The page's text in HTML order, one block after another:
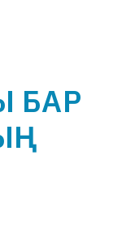
БАР